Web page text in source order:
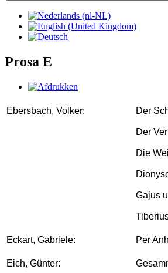
Prosa E
Ebersbach, Volker: Der
Der
Die
Gajus
Eckart, Gabriele: Per
Eich, Günter: